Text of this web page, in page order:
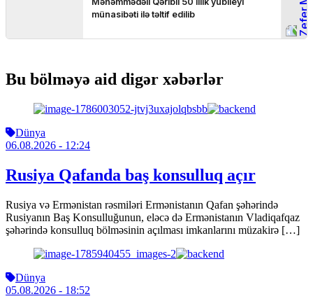
Bu bölməyə aid digər xəbərlər
Dünya
06.08.2026 - 12:24
Rusiya Qafanda baş konsulluq açır
Rusiya və Ermənistan rəsmiləri Ermənistanın Qafan şəhərində
Rusiyanın Baş Konsulluğunun, eləcə də Ermənistanın Vladiqafqaz
şəhərində konsulluq bölməsinin açılması imkanlarını müzakirə […]
Dünya
05.08.2026 - 18:52